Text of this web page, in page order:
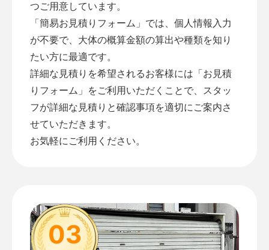
つご用意しています。
「簡易お見積りフォーム 」では、個人情報入力
が不要で、大体の概算金額の算出や種類を知り
たい方に最適です。
詳細な見積りを希望されるお客様には「お見積
りフォーム 」をご利用いただくことで、スタッ
フが詳細な見積りと確認事項を適切にご案内さ
せていただきます。
お気軽にご利用ください。
03